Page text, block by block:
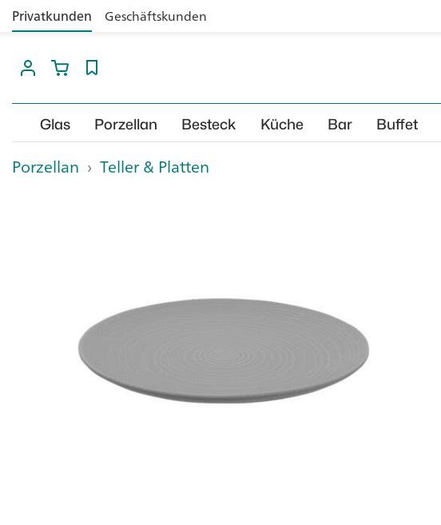
Privatkunden Geschäftskunden
Glas Porzellan Besteck Küche Bar Buffet
Porzellan › Teller & Platten